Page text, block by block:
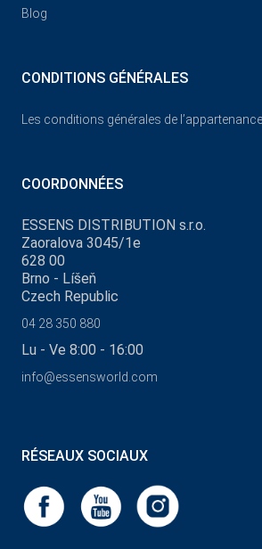
Blog
CONDITIONS GÉNÉRALES
Les conditions générales de
COORDONNÉES
ESSENS DISTRIBUTION s.r.o.
Zaoralova 3045/1e
628 00
Brno - Líšeň
Czech Republic
04 28 350 880
Lu - Ve 8:00 - 16:00
info@essensworld.com
RÉSEAUX SOCIAUX